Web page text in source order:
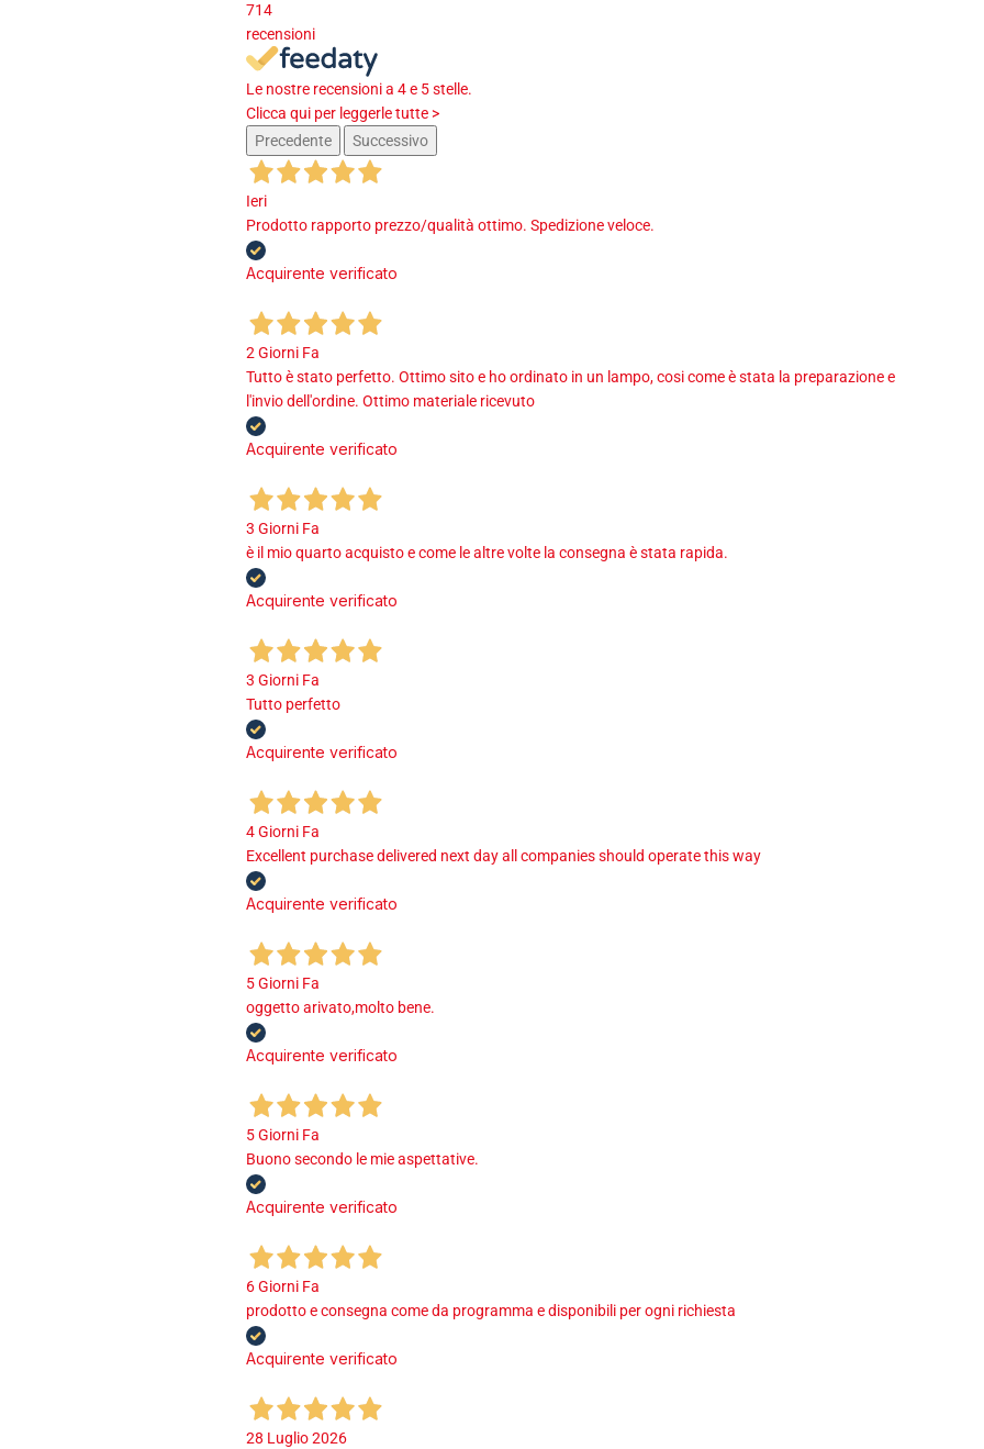
714
recensioni
Le nostre recensioni a 4 e 5 stelle.
Clicca qui per leggerle tutte >
Precedente
Successivo
Ieri
Prodotto rapporto prezzo/qualità ottimo. Spedizione veloce.
Acquirente verificato
2 Giorni Fa
Tutto è stato perfetto. Ottimo sito e ho ordinato in un lampo, cosi come è stata la preparazione e
l'invio dell'ordine. Ottimo materiale ricevuto
Acquirente verificato
3 Giorni Fa
è il mio quarto acquisto e come le altre volte la consegna è stata rapida.
Acquirente verificato
3 Giorni Fa
Tutto perfetto
Acquirente verificato
4 Giorni Fa
Excellent purchase delivered next day all companies should operate this way
Acquirente verificato
5 Giorni Fa
oggetto arivato,molto bene.
Acquirente verificato
5 Giorni Fa
Buono secondo le mie aspettative.
Acquirente verificato
6 Giorni Fa
prodotto e consegna come da programma e disponibili per ogni richiesta
Acquirente verificato
28 Luglio 2026